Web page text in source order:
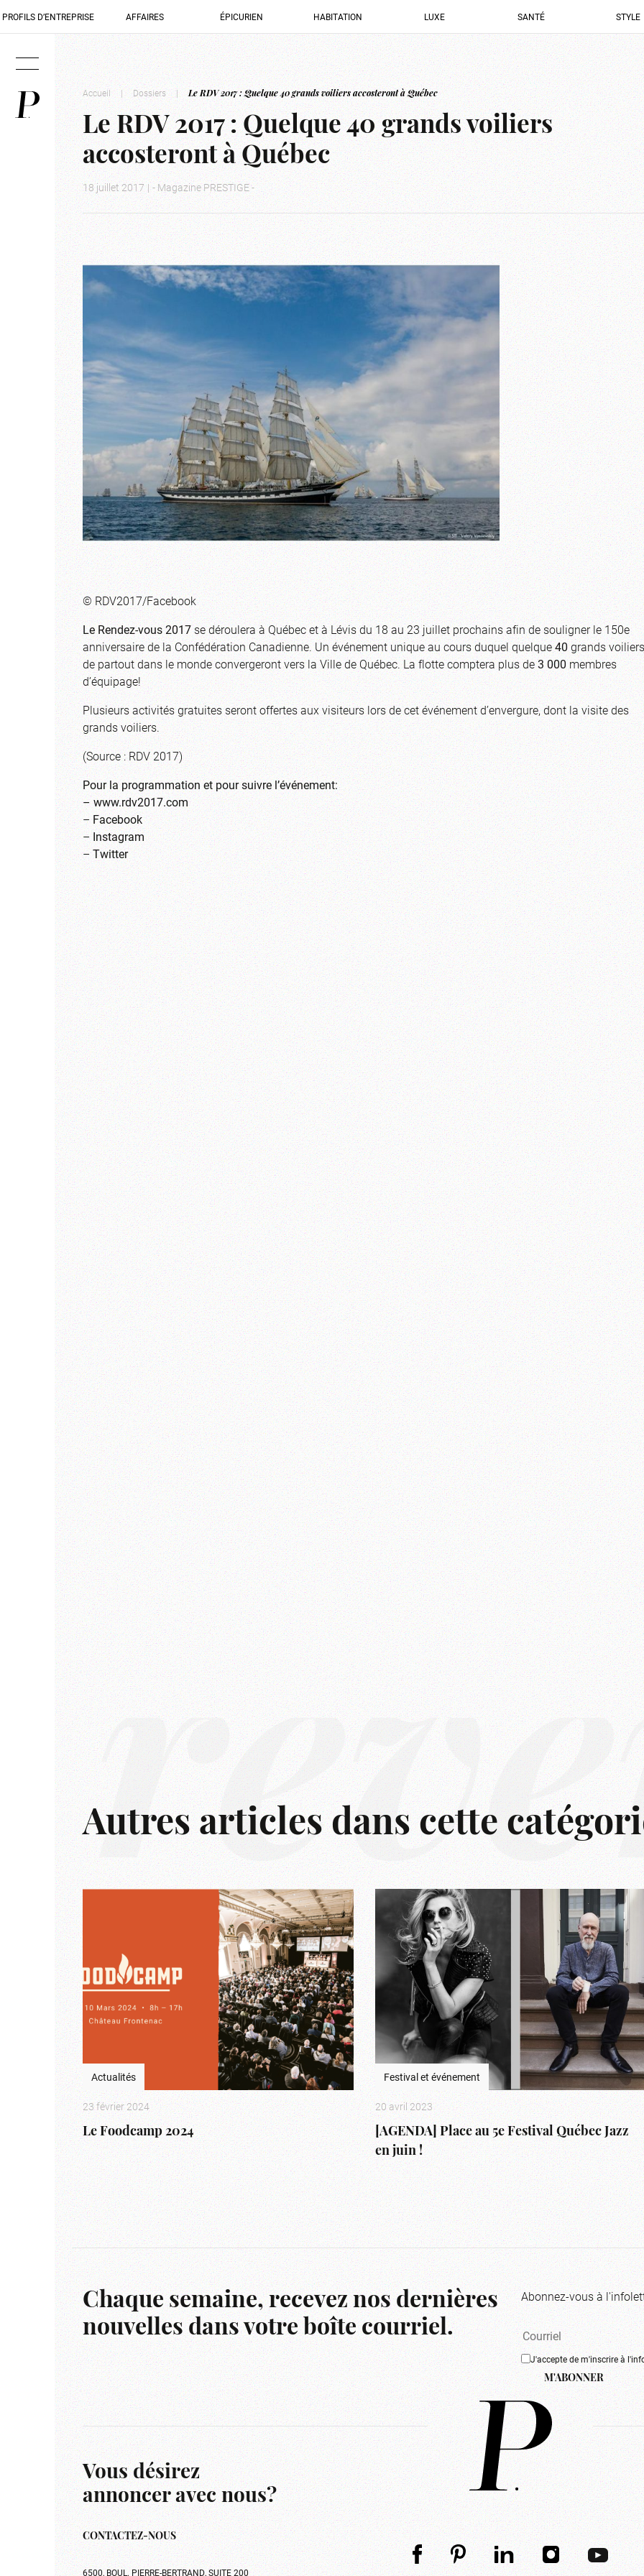
PROFILS D’ENTREPRISE AFFAIRES ÉPICURIEN HABITATION LUXE SANTÉ STYLE
Accueil | Dossiers | Le RDV 2017 : Quelque 40 grands voiliers accosteront à Québec
Le RDV 2017 : Quelque 40 grands voiliers
accosteront à Québec
18 juillet 2017 | - Magazine PRESTIGE -
© RDV2017/Facebook
Le Rendez-vous 2017se déroulera à Québec et à Lévis du 18 au 23 juillet prochains afin de souligner le 150e
anniversaire de la Confédération Canadienne. Un événement unique au cours duquel quelque40grands voiliers
de partout dans le monde convergeront vers la Ville de Québec. La flotte comptera plus de3 000membres
d’équipage!
Plusieurs activités gratuites seront offertes aux visiteurs lors de cet événement d’envergure, dont la visite des
grands voiliers.
(Source : RDV 2017)
Pour la programmation et pour suivre l’événement:
–www.rdv2017.com
–Facebook
–Instagram
–Twitter
Autres articles dans cette
Actualités
23 février 2024
Le Foodcamp 2024
Festival et événement
20 avril 2023
[AGENDA] Place au 5e Festival Québec Jazz
en juin !
Chaque semaine, recevez nos dernières
nouvelles dans votre boîte courriel.
Abonnez-vous à
J'accepte de m'inscrire à
M'ABONNER
Vous désirez
annoncer avec nous?
CONTACTEZ-NOUS
6500, BOUL. PIERRE-BERTRAND, SUITE 200